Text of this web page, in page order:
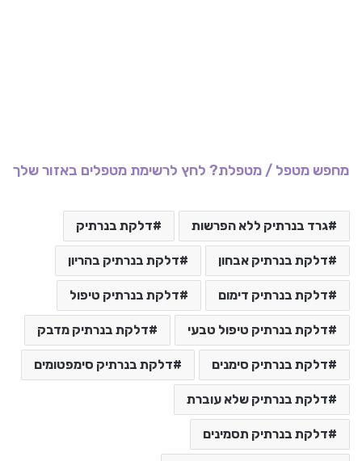
מחפש מטפל / מטפלת? לחץ לרשימת מטפלים באזור שלך
גרד בנרתיק ללא הפרשות דלקת בנרתיק
דלקת בנרתיק אבחון דלקת בנרתיק בהריון
דלקת בנרתיק דימום דלקת בנרתיק טיפול
דלקת בנרתיק טיפול טבעי דלקת בנרתיק מדבק
דלקת בנרתיק סימנים דלקת בנרתיק סימפטומים
דלקת בנרתיק שלא עוברת
דלקת בנרתיק תסמינים